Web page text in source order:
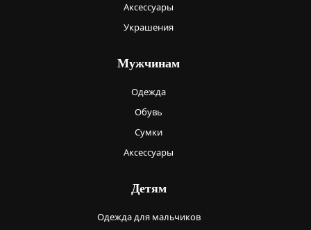
Аксессуары
Украшения
Мужчинам
Одежда
Обувь
Сумки
Аксессуары
Детям
Одежда для мальчиков